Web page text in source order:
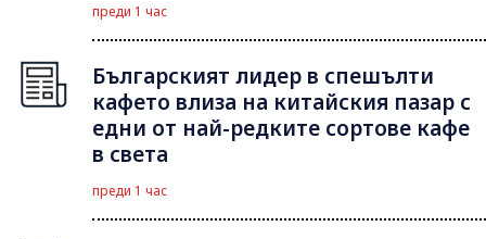
преди 1 час
Българският лидер в спешълти
кафето влиза на китайския пазар с
едни от най-редките сортове кафе
в света
преди 1 час